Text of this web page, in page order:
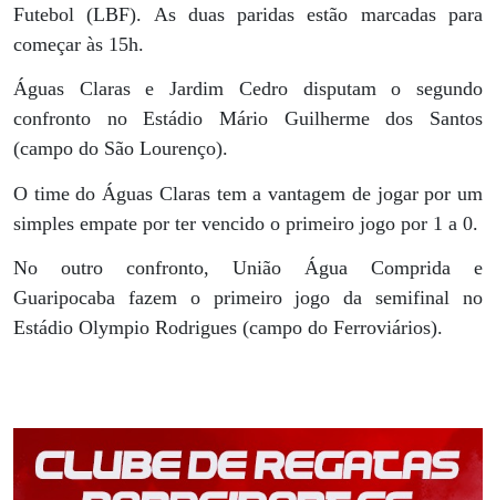
Futebol (LBF). As duas paridas estão marcadas para
começar às 15h.
Águas Claras e Jardim Cedro disputam o segundo
confronto no Estádio Mário Guilherme dos Santos
(campo do São Lourenço).
O time do Águas Claras tem a vantagem de jogar por um
simples empate por ter vencido o primeiro jogo por 1 a 0.
No outro confronto, União Água Comprida e
Guaripocaba fazem o primeiro jogo da semifinal no
Estádio Olympio Rodrigues (campo do Ferroviários).